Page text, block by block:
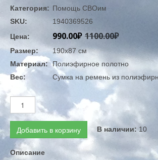
Категория: Помощь СВОим
SKU:
1940369526
Цена:
990.00₽ 1100.00₽
Размер:
190х87 см
Материал: Полиэфирное полотно
Вес:
Сумка на ремень из
Добавить в корзину В наличии: 10
Описание